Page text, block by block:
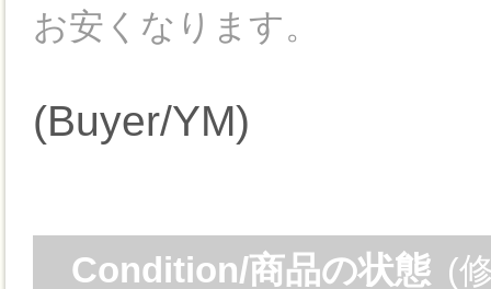
お安くなります。
(Buyer/YM)
Condition/商品の状態 (